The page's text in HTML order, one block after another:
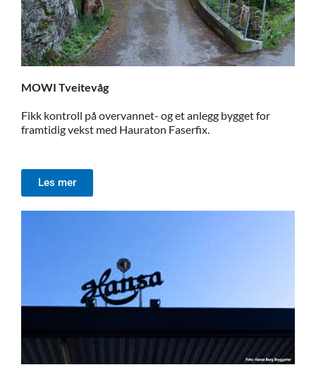
MOWI Tveitevåg
Fikk kontroll på overvannet- og et anlegg bygget for
framtidig vekst med Hauraton Faserfix.
Les mer